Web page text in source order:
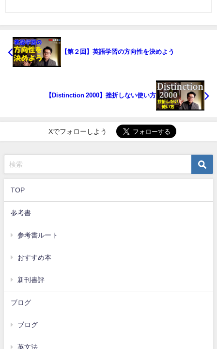
【第２回】英語学習の方向性を決めよう
【Distinction 2000】挫折しない使い方
Xでフォローしよう
TOP
参考書
参考書ルート
おすすめ本
新刊書評
ブログ
ブログ
英文法